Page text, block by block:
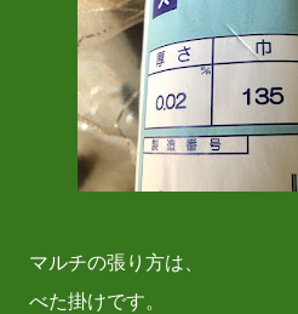
マルチの張り方は、
べた掛けです。